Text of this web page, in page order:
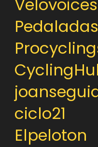
Velovoices
ciclo21
Elpeloton